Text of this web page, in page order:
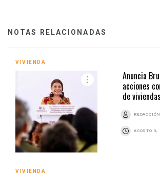
NOTAS RELACIONADAS
VIVIENDA
Anuncia
acciones
de viviendas
AGOSTO 3,
VIVIENDA